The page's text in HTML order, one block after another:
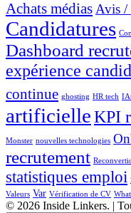
Achats médias Avis /
Candidatures
Dashboard
expérience
continue ghosting HR tech
artificielleKPI
Monster nouvelles technologies
recrutement
statistiques emploi
Valeurs Var Vérification de CV
© 2026 Inside Linkers. |